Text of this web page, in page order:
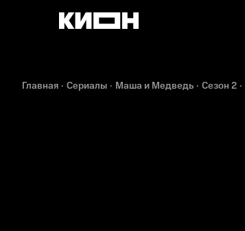
Главная Сериалы Маша и Медведь Сезон 2